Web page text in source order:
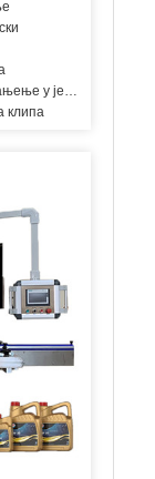
у једној соби
клипа